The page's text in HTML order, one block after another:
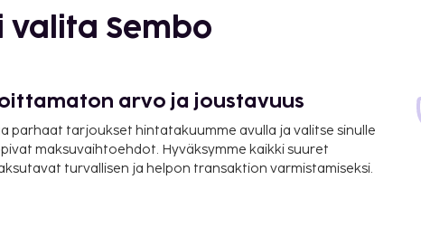
valita Sembo
arvo ja joustavuus
parhaat tarjoukset hintatakuumme avulla ja valitse sinulle
maksuvaihtoehdot. Hyväksymme kaikki suuret
turvallisen ja helpon transaktion varmistamiseksi.